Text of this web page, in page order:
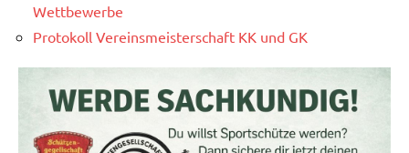
Wettbewerbe
Protokoll Vereinsmeisterschaft KK und GK